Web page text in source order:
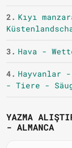
2. Kıyı
3. Hava -
4. Hayvanlar
- Tiere -
YAZMA
- ALMANCA